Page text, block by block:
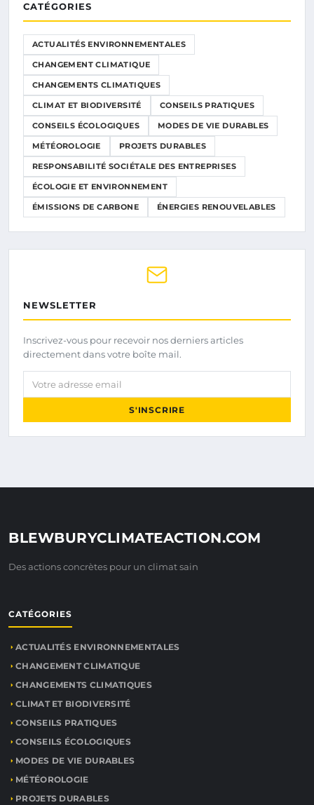
CATÉGORIES
ACTUALITÉS ENVIRONNEMENTALES
CHANGEMENT CLIMATIQUE
CHANGEMENTS CLIMATIQUES
CLIMAT ET BIODIVERSITÉ CONSEILS PRATIQUES
CONSEILS ÉCOLOGIQUES MODES DE VIE DURABLES
MÉTÉOROLOGIE PROJETS DURABLES
RESPONSABILITÉ SOCIÉTALE DES ENTREPRISES
ÉCOLOGIE ET ENVIRONNEMENT
ÉMISSIONS DE CARBONE ÉNERGIES RENOUVELABLES
NEWSLETTER
Inscrivez-vous pour recevoir nos derniers articles
directement dans votre boîte mail.
Votre adresse email
S'INSCRIRE
BLEWBURYCLIMATEACTION.COM
Des actions concrètes pour un climat sain
CATÉGORIES
ACTUALITÉS ENVIRONNEMENTALES
CHANGEMENT CLIMATIQUE
CHANGEMENTS CLIMATIQUES
CLIMAT ET BIODIVERSITÉ
CONSEILS PRATIQUES
CONSEILS ÉCOLOGIQUES
MODES DE VIE DURABLES
MÉTÉOROLOGIE
PROJETS DURABLES